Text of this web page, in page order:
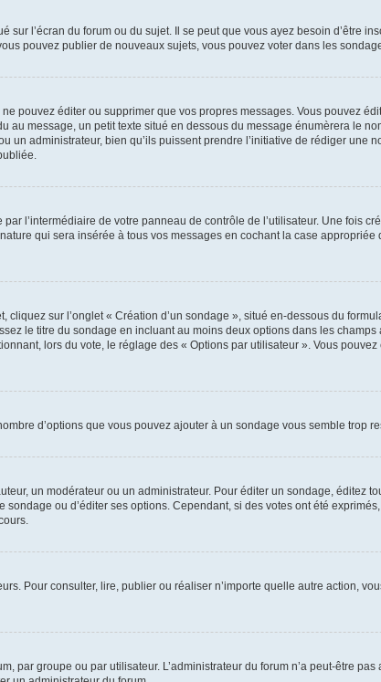
l’écran du forum ou du sujet. Il se peut que vous ayez besoin d’être
pouvez publier de nouveaux sujets, vous pouvez voter dans les
pouvez éditer ou supprimer que vos propres messages. Vous pouvez
message, un petit texte situé en dessous du message énumèrera le
un administrateur, bien qu’ils puissent prendre l’initiative de rédiger
l’intermédiaire de votre panneau de contrôle de l’utilisateur. Une fois
qui sera insérée à tous vos messages en cochant la case
sur l’onglet « Création d’un sondage », situé en-dessous du
le titre du sondage en incluant au moins deux options dans les
lors du vote, le réglage des « Options par utilisateur ». Vous
d’options que vous pouvez ajouter à un sondage vous semble trop
un modérateur ou un administrateur. Pour éditer un sondage, éditez
ou d’éditer ses options. Cependant, si des votes ont été
Pour consulter, lire, publier ou réaliser n’importe quelle autre action,
par groupe ou par utilisateur. L’administrateur du forum n’a peut-être